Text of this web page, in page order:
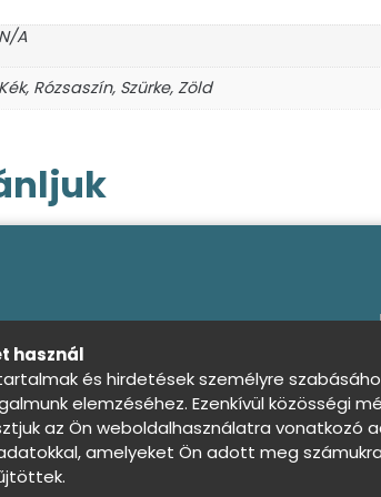
N/A
Kék, Rózsaszín, Szürke, Zöld
Feltételek Adatkezelési
jog fenntartva ©
használ
és hirdetések személyre
elemzéséhez. Ezenkívül közösségi
az Ön weboldalhasználatra vonatkozó
amelyeket Ön adott meg